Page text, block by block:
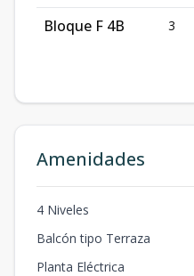
Bloque F 4B 3
Amenidades
4 Niveles
Balcón tipo Terraza
Planta Eléctrica